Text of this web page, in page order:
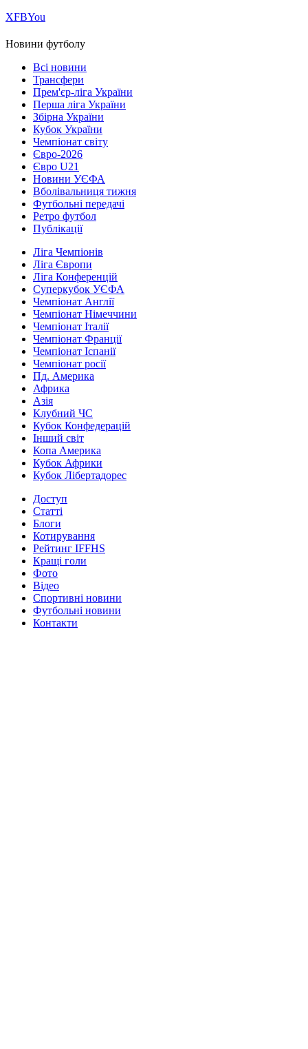
ХFBYou
Новини футболу
Всі новини
Трансфери
Прем'єр-ліга України
Перша ліга України
Збірна України
Кубок України
Чемпіонат світу
Євро-2026
Євро U21
Новини УЄФА
Вболівальниця тижня
Футбольні передачі
Ретро футбол
Публікації
Ліга Чемпіонів
Ліга Європи
Ліга Конференцій
Суперкубок УЄФА
Чемпіонат Англії
Чемпіонат Німеччини
Чемпіонат Італії
Чемпіонат Франції
Чемпіонат Іспанії
Чемпіонат росії
Пд. Америка
Африка
Азія
Клубний ЧС
Кубок Конфедерацій
Інший світ
Копа Америка
Кубок Африки
Кубок Лібертадорес
Доступ
Статті
Блоги
Котирування
Рейтинг IFFHS
Кращі голи
Фото
Відео
Спортивні новини
Футбольні новини
Контакти